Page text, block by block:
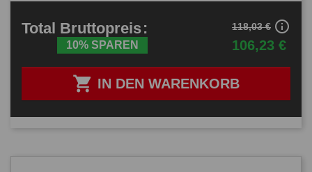
 IN DEN WARENKORB
Total Bruttopreis:
10% SPAREN 106,23 €
118,03 € info_outline